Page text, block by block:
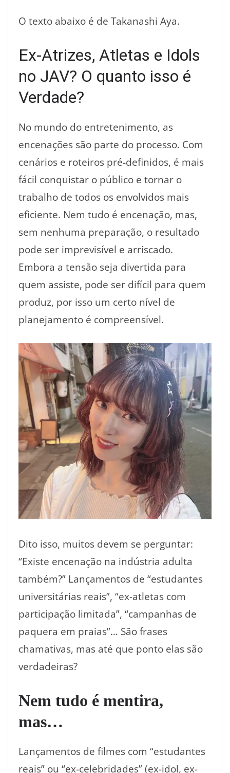
O texto abaixo é de Takanashi Aya.
Ex-Atrizes, Atletas e Idols
no JAV? O quanto isso é
Verdade?
No mundo do entretenimento, as
encenações são parte do processo. Com
cenários e roteiros pré-definidos, é mais
fácil conquistar o público e tornar o
trabalho de todos os envolvidos mais
eficiente. Nem tudo é encenação, mas,
sem nenhuma preparação, o resultado
pode ser imprevisível e arriscado.
Embora a tensão seja divertida para
quem assiste, pode ser difícil para quem
produz, por isso um certo nível de
planejamento é compreensível.
Dito isso, muitos devem se perguntar:
“Existe encenação na indústria adulta
também?” Lançamentos de “estudantes
universitárias reais”, “ex-atletas com
participação limitada”, “campanhas de
paquera em praias”… São frases
chamativas, mas até que ponto elas são
verdadeiras?
Nem tudo é mentira,
mas…
Lançamentos de filmes com “estudantes
reais” ou “ex-celebridades” (ex-idol, ex-